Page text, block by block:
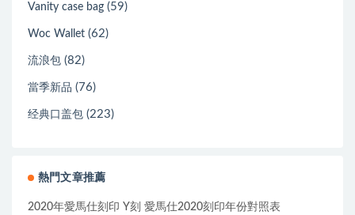
Vanity case bag (59)
Woc Wallet (62)
流浪包 (82)
當季新品 (76)
经典口盖包 (223)
熱門文章推薦
2020年愛馬仕刻印 Y刻 愛馬仕2020刻印年份對照表